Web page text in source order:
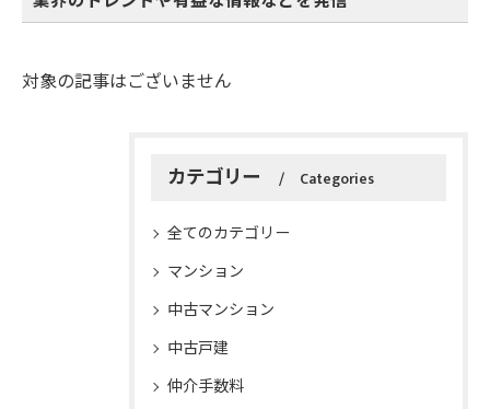
対象の記事はございません
カテゴリー Categories
全てのカテゴリー
マンション
中古マンション
中古戸建
仲介手数料